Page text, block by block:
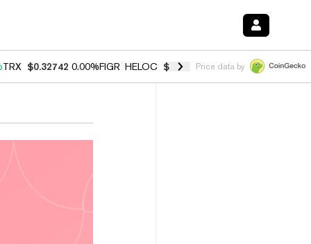
TRX $0.32742 0.00%FIGR_HELOC $1.027 1.80%HYPE $54.62 -
Price data by